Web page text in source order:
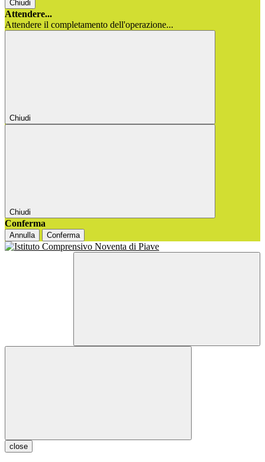
Chiudi
Attendere...
Attendere il completamento dell'operazione...
Chiudi
Chiudi
Conferma
Annulla Conferma
close